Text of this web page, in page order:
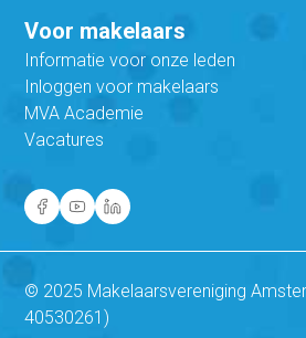
Voor makelaars
Informatie voor onze leden
Inloggen voor makelaars
MVA Academie
Vacatures
© 2025 Makelaarsvereniging
40530261)